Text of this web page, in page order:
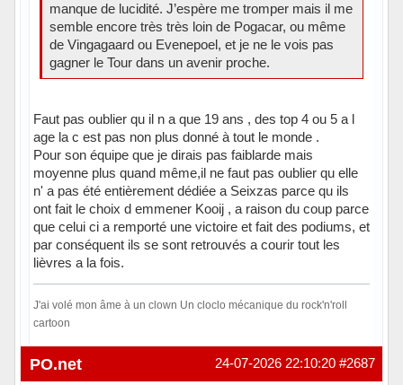
manque de lucidité. J’espère me tromper mais il me
semble encore très très loin de Pogacar, ou même
de Vingagaard ou Evenepoel, et je ne le vois pas
gagner le Tour dans un avenir proche.
Faut pas oublier qu il n a que 19 ans , des top 4 ou 5 a l
age la c est pas non plus donné à tout le monde .
Pour son équipe que je dirais pas faiblarde mais
moyenne plus quand même,il ne faut pas oublier qu elle
n' a pas été entièrement dédiée a Seixzas parce qu ils
ont fait le choix d emmener Kooij , a raison du coup parce
que celui ci a remporté une victoire et fait des podiums, et
par conséquent ils se sont retrouvés a courir tout les
lièvres a la fois.
J'ai volé mon âme à un clown Un cloclo mécanique du rock'n'roll
cartoon
Hors ligne #2687
24-07-2026 22:10:20
PO.net